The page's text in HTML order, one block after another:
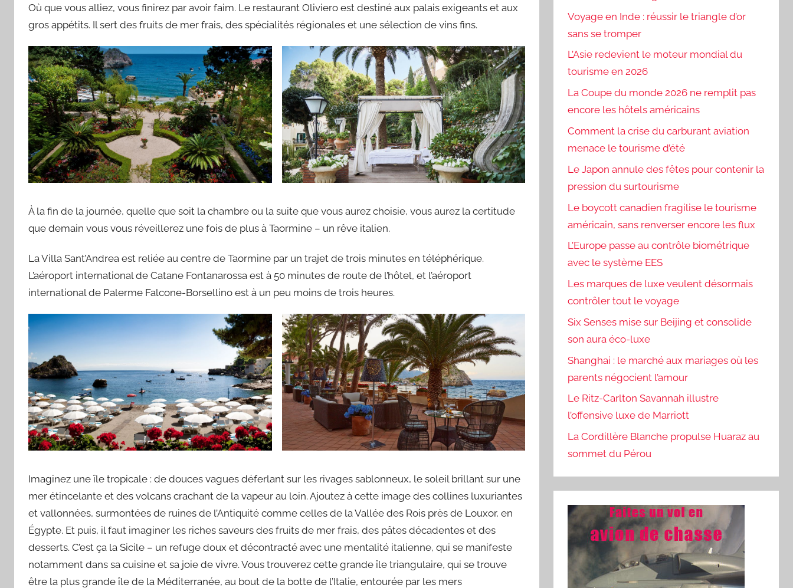
Où que vous alliez, vous finirez par avoir faim. Le restaurant Oliviero est destiné aux palais exigeants et aux
gros appétits. Il sert des fruits de mer frais, des spécialités régionales et une sélection de vins fins.
À la fin de la journée, quelle que soit la chambre ou la suite que vous aurez choisie, vous aurez la certitude
que demain vous vous réveillerez une fois de plus à Taormine – un rêve italien.
La Villa Sant’Andrea est reliée au centre de Taormine par un trajet de trois minutes en téléphérique.
L’aéroport international de Catane Fontanarossa est à 50 minutes de route de l’hôtel, et l’aéroport
international de Palerme Falcone-Borsellino est à un peu moins de trois heures.
Imaginez une île tropicale : de douces vagues déferlant sur les rivages sablonneux, le soleil brillant sur une
mer étincelante et des volcans crachant de la vapeur au loin. Ajoutez à cette image des collines luxuriantes
et vallonnées, surmontées de ruines de l’Antiquité comme celles de la Vallée des Rois près de Louxor, en
Égypte. Et puis, il faut imaginer les riches saveurs des fruits de mer frais, des pâtes décadentes et des
desserts. C’est ça la Sicile – un refuge doux et décontracté avec une mentalité italienne, qui se manifeste
notamment dans sa cuisine et sa joie de vivre. Vous trouverez cette grande île triangulaire, qui se trouve
être la plus grande île de la Méditerranée, au bout de la botte de l’Italie, entourée par les mers
Voyage en Inde : réussir le triangle d’or
sans se tromper
L’Asie redevient le moteur mondial du
tourisme en 2026
La Coupe du monde 2026 ne remplit pas
encore les hôtels américains
Comment la crise du carburant aviation
menace le tourisme d’été
Le Japon annule des fêtes pour contenir la
pression du surtourisme
Le boycott canadien fragilise le tourisme
américain, sans renverser encore les flux
L’Europe passe au contrôle biométrique
avec le système EES
Les marques de luxe veulent désormais
contrôler tout le voyage
Six Senses mise sur Beijing et consolide
son aura éco-luxe
Shanghai : le marché aux mariages où les
parents négocient l’amour
Le Ritz-Carlton Savannah illustre
l’offensive luxe de Marriott
La Cordillère Blanche propulse Huaraz au
sommet du Pérou